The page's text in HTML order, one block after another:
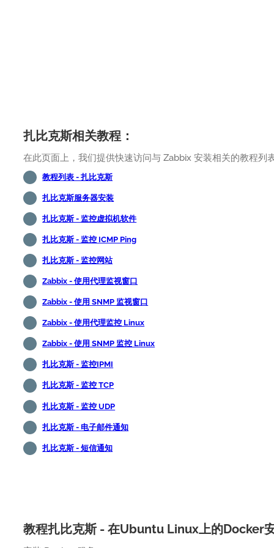
扎比克斯相关教程：
在此页面上，我们提供快速访问与 Zabbix 安装相关的教程列
教程列表 - 扎比克斯
扎比克斯服务器安装
扎比克斯 - 监控虚拟机软件
扎比克斯 - 监控 ICMP Ping
扎比克斯 - 监控网站
Zabbix - 使用代理监视窗口
Zabbix - 使用 SNMP 监视窗口
Zabbix - 使用代理监控 Linux
Zabbix - 使用 SNMP 监控 Linux
扎比克斯 - 监控IPMI
扎比克斯 - 监控 TCP
扎比克斯 - 监控 UDP
扎比克斯 - 电子邮件通知
扎比克斯 - 短信通知
教程扎比克斯 - 在Ubuntu Linux上的Docker